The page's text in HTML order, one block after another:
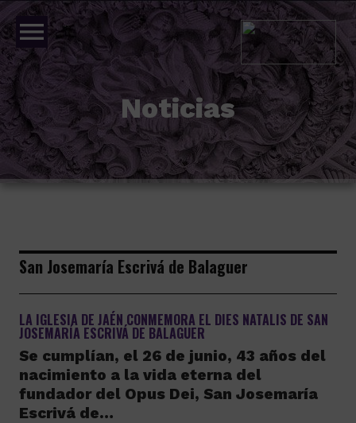
menu
Noticias
San Josemaría Escrivá de Balaguer
LA IGLESIA DE JAÉN CONMEMORA EL DIES NATALIS DE SAN
JOSEMARÍA ESCRIVÁ DE BALAGUER
Se cumplían, el 26 de junio, 43 años del
nacimiento a la vida eterna del
fundador del Opus Dei, San Josemaría
Escrivá de…